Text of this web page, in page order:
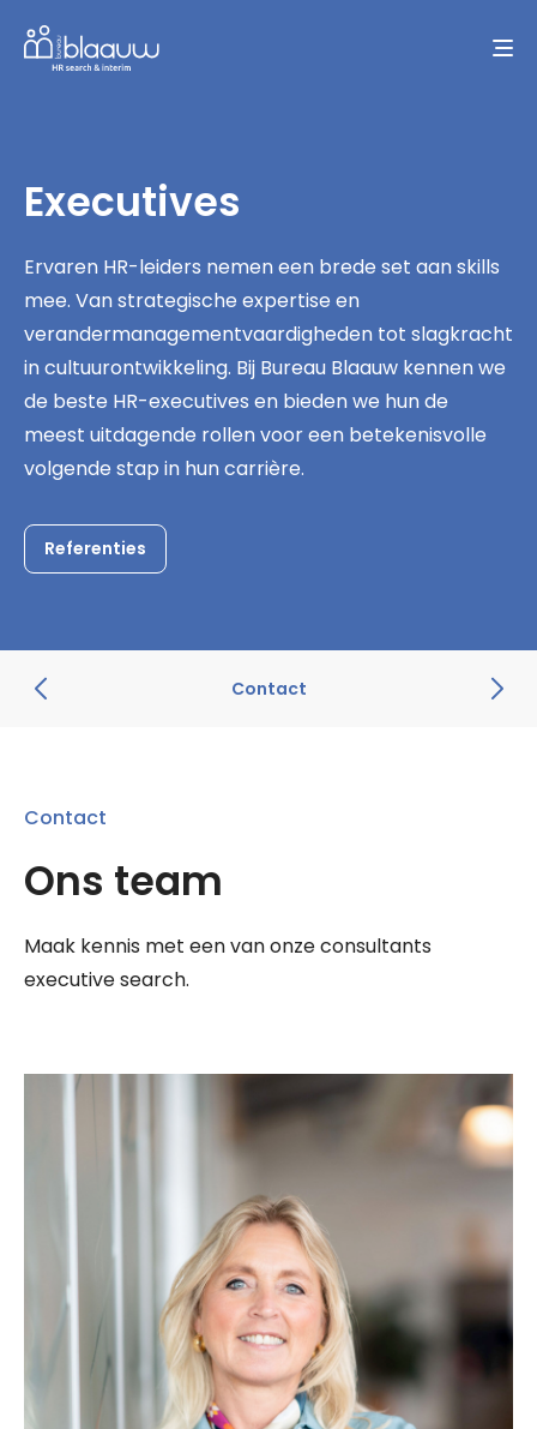
Executives
Ervaren HR-leiders nemen een brede set aan skills
mee. Van strategische expertise en
verandermanagementvaardigheden tot slagkracht
in cultuurontwikkeling. Bij Bureau Blaauw kennen we
de beste HR-executives en bieden we hun de
meest uitdagende rollen voor een betekenisvolle
volgende stap in hun carrière.
Referenties
Contact
Contact
Ons team
Maak kennis met een van onze consultants
executive search.